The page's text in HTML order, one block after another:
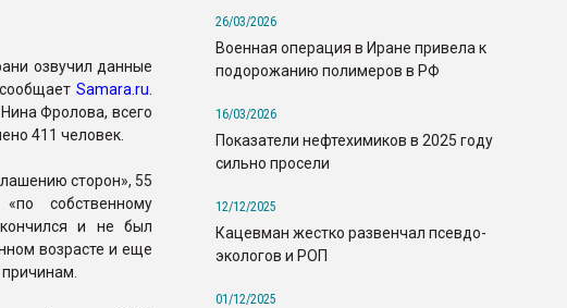
озвучил данные
Samara.ru.
Фролова, всего
411 человек.
сторон», 55
собственному
и не был
возрасте и еще
26/03/2026
Военная операция в Иране привела к
подорожанию полимеров в РФ
16/03/2026
Показатели нефтехимиков в 2025 году
сильно просели
12/12/2025
Кацевман жестко развенчал псевдо-
экологов и РОП
01/12/2025